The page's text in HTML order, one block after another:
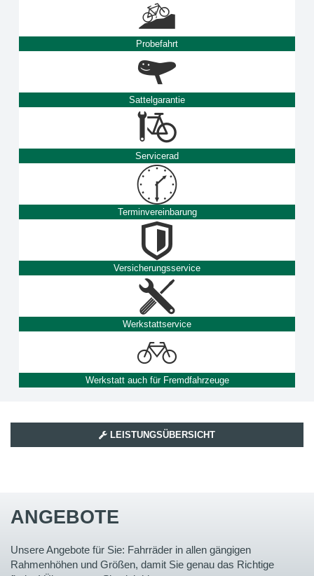
Probefahrt
Sattelgarantie
Servicerad
Terminvereinbarung
Versicherungsservice
Werkstattservice
Werkstatt auch für Fremdfahrzeuge
LEISTUNGSÜBERSICHT
ANGEBOTE
Unsere Angebote für Sie: Fahrräder in allen gängigen
Rahmenhöhen und Größen, damit Sie genau das Richtige